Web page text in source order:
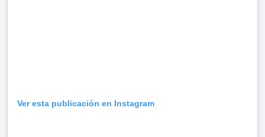
Ver esta publicación en Instagram